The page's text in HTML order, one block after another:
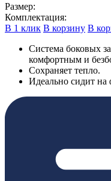
Размер:
Комплектация:
В 1 клик В корзину В
Система боковых
комфортным и
Сохраняет тепло.
Идеально сидит на